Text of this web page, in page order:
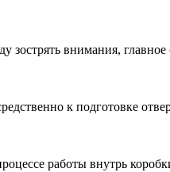
зострять внимания,
к подготовке
работы внутрь